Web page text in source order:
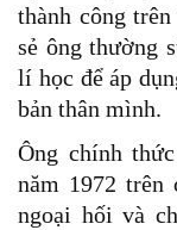
thành công
sẻ ông thường
lí học để áp
bản thân mình.
Ông chính
năm 1972 trên
ngoại hối và